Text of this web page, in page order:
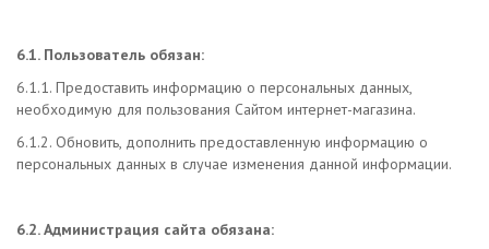
6.1. Пользователь обязан:
6.1.1. Предоставить информацию о персональных данных,
необходимую для пользования Сайтом интернет-магазина.
6.1.2. Обновить, дополнить предоставленную информацию о
персональных данных в случае изменения данной информации.
6.2. Администрация сайта обязана: